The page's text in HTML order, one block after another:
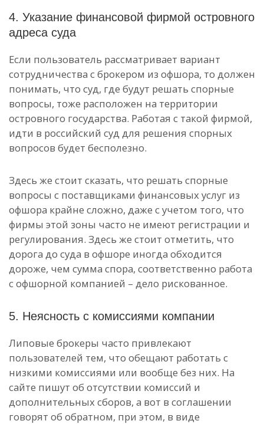
4. Указание финансовой фирмой островного
адреса суда
Если пользователь рассматривает вариант
сотрудничества с брокером из офшора, то должен
понимать, что суд, где будут решать спорные
вопросы, тоже расположен на территории
островного государства. Работая с такой фирмой,
идти в российский суд для решения спорных
вопросов будет бесполезно.
Здесь же стоит сказать, что решать спорные
вопросы с поставщиками финансовых услуг из
офшора крайне сложно, даже с учетом того, что
фирмы этой зоны часто не имеют регистрации и
регулирования. Здесь же стоит отметить, что
дорога до суда в офшоре иногда обходится
дороже, чем сумма спора, соответственно работа
с офшорной компанией – дело рискованное.
5. Неясность с комиссиями компании
Липовые брокеры часто привлекают
пользователей тем, что обещают работать с
низкими комиссиями или вообще без них. На
сайте пишут об отсутствии комиссий и
дополнительных сборов, а вот в соглашении
говорят об обратном, при этом, в виде